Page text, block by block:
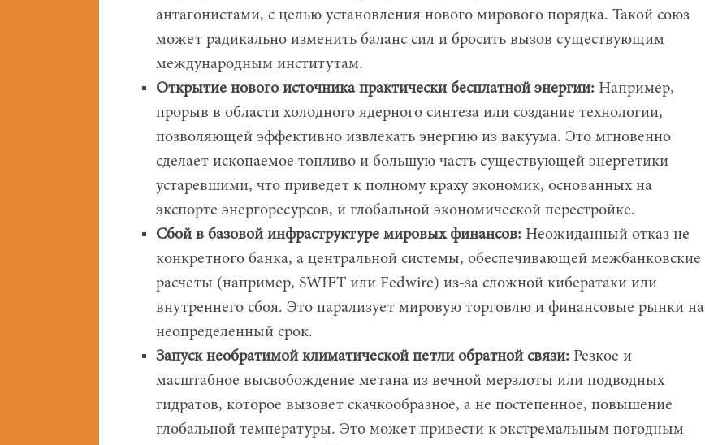
антагонистами, с целью установления нового мирового порядка. Такой союз
может радикально изменить баланс сил и бросить вызов существующим
международным институтам.
Открытие нового источника практически бесплатной энергии: Например,
прорыв в области холодного ядерного синтеза или создание технологии,
позволяющей эффективно извлекать энергию из вакуума. Это мгновенно
сделает ископаемое топливо и большую часть существующей энергетики
устаревшими, что приведет к полному краху экономик, основанных на
экспорте энергоресурсов, и глобальной экономической перестройке.
Сбой в базовой инфраструктуре мировых финансов: Неожиданный отказ не
конкретного банка, а центральной системы, обеспечивающей межбанковские
расчеты (например, SWIFT или Fedwire) из-за сложной кибератаки или
внутреннего сбоя. Это парализует мировую торговлю и финансовые рынки на
неопределенный срок.
Запуск необратимой климатической петли обратной связи: Резкое и
масштабное высвобождение метана из вечной мерзлоты или подводных
гидратов, которое вызовет скачкообразное, а не постепенное, повышение
глобальной температуры. Это может привести к экстремальным погодным